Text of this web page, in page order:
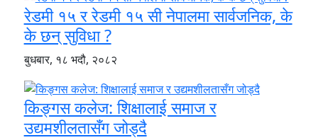
रेडमी १५ र रेडमी १५ सी नेपालमा सार्वजनिक, के
के छन् सुविधा ?
बुधबार, १८ भदौ, २०८२
किङ्गस कलेज: शिक्षालाई समाज र
उद्यमशीलतासँग जोड्दै